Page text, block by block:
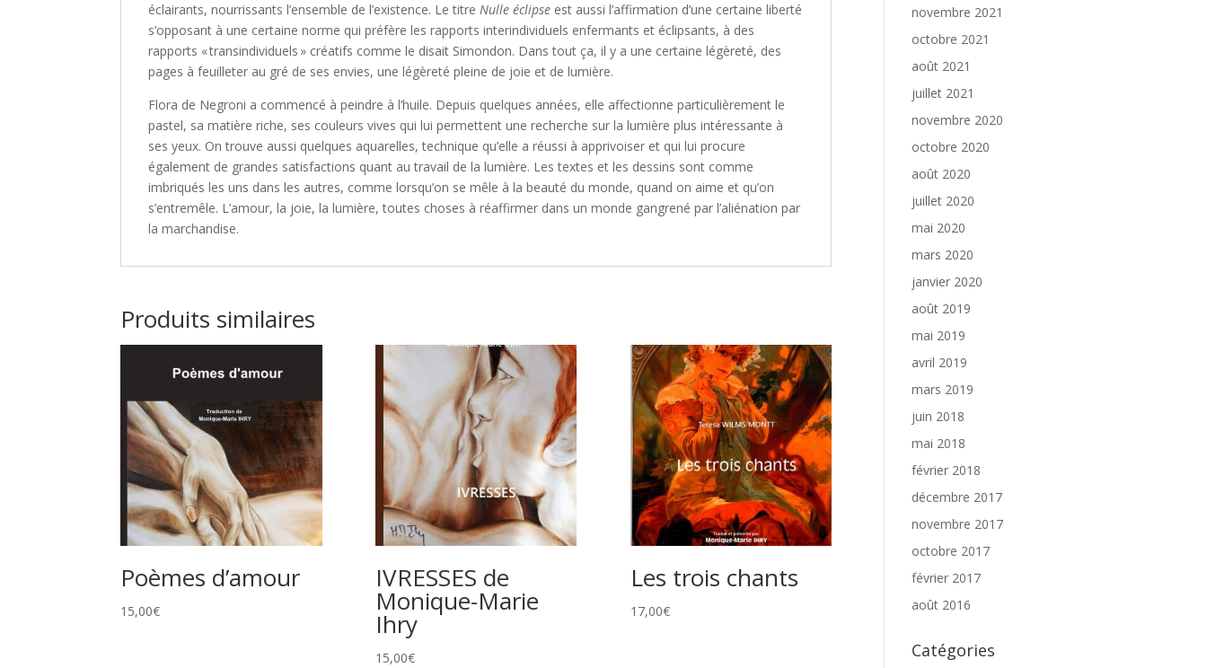
éclairants, nourrissants l’ensemble de l’existence. Le titreNulle éclipse est aussi l’affirmation d’une certaine liberté
s’opposant à une certaine norme qui préfère les rapports interindividuels enfermants et éclipsants, à des
rapports « transindividuels » créatifs comme le disait Simondon. Dans tout ça, il y a une certaine légèreté, des
pages à feuilleter au gré de ses envies, une légèreté pleine de joie et de lumière.
Flora de Negroni a commencé à peindre à l’huile. Depuis quelques années, elle affectionne particulièrement le
pastel, sa matière riche, ses couleurs vives qui lui permettent une recherche sur la lumière plus intéressante à
ses yeux. On trouve aussi quelques aquarelles, technique qu’elle a réussi à apprivoiser et qui lui procure
également de grandes satisfactions quant au travail de la lumière. Les textes et les dessins sont comme
imbriqués les uns dans les autres, comme lorsqu’on se mêle à la beauté du monde, quand on aime et qu’on
s’entremêle. L’amour, la joie, la lumière, toutes choses à réaffirmer dans un monde gangrené par l’aliénation par
la marchandise.
Produits similaires
Poèmes d’amour
15,00€
IVRESSES de
Monique-Marie
Ihry
15,00€
Les trois chants
17,00€
novembre 2021
octobre 2021
août 2021
juillet 2021
novembre 2020
octobre 2020
août 2020
juillet 2020
mai 2020
mars 2020
janvier 2020
août 2019
mai 2019
avril 2019
mars 2019
juin 2018
mai 2018
février 2018
décembre 2017
novembre 2017
octobre 2017
février 2017
août 2016
Catégories